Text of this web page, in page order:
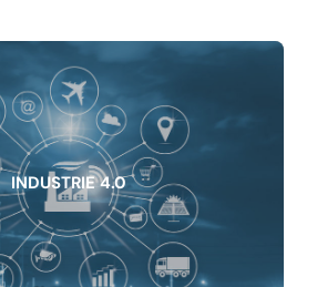
INDUSTRIE 4.0